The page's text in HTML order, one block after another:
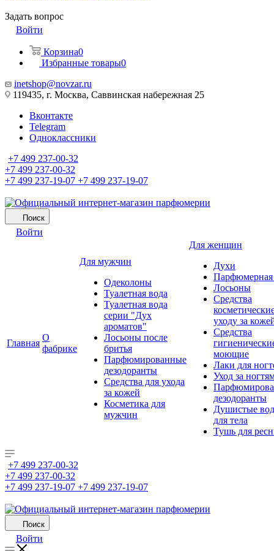
Задать вопрос
Войти
Корзина0
Избранные товары0
inetshop@novzar.ru
119435, г. Москва, Саввинская набережная 25
Вконтакте
Telegram
Одноклассники
+7 499 237-00-32
+7 499 237-00-32
+7 499 237-19-07 +7 499 237-19-07
Поиск
Войти
Главная
О
фабрике
Для мужчин
Одеколоны
Туалетная вода
Туалетная вода
серии "Дух
ароматов"
Лосьоны после
бритья
Парфюмированные
дезодоранты
Средства для ухода
за кожей
Косметика для
мужчин
Для женщин
Духи
Парфюмерная
Лосьоны
Средства
уходу за
Средства
моющие
Лаки для
Уход за
дезодоранты
Душистые
для тела
Тушь для
+7 499 237-00-32
+7 499 237-00-32
+7 499 237-19-07 +7 499 237-19-07
Поиск
Войти